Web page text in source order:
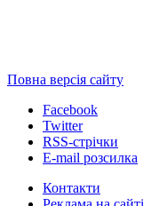
Повна версія сайту
Facebook
Twitter
RSS-стрічки
E-mail розсилка
Контакти